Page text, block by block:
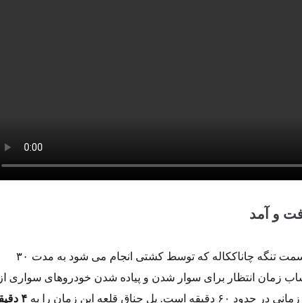
و آمد
راه رفت و آمد از باریکترین قسمت تنگه چاناککاله که توسط کشتی انجام می شود به مدت ۳۰
زمان انتظار برای سوار شدن و پیاده شدن خودروهای سواری از
چناق قلعه این زمان را به
۴ دقیقه